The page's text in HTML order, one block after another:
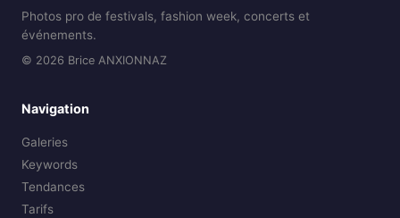
Photos pro de festivals, fashion week, concerts et
événements.
© 2026 Brice ANXIONNAZ
Navigation
Galeries
Keywords
Tendances
Tarifs